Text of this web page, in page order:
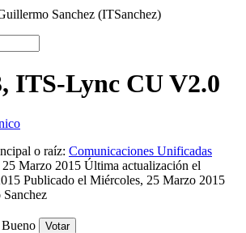
Sanchez (ITSanchez)
ITS-Lync CU V2.0
o raíz: Comunicaciones Unificadas
Marzo 2015 Última actualización el
Publicado el Miércoles, 25 Marzo 2015
Bueno